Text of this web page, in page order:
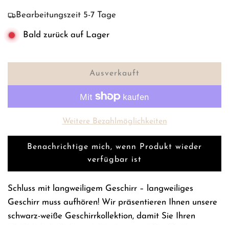
Bearbeitungszeit 5-7 Tage
Bald zurück auf Lager
Ausverkauft
a
e
.
Weitere Bezahlmöglichkeiten
Benachrichtige mich, wenn Produkt wieder
verfügbar ist
Schluss mit langweiligem Geschirr – langweiliges
Geschirr muss aufhören! Wir präsentieren Ihnen unsere
schwarz-weiße Geschirrkollektion, damit Sie Ihren